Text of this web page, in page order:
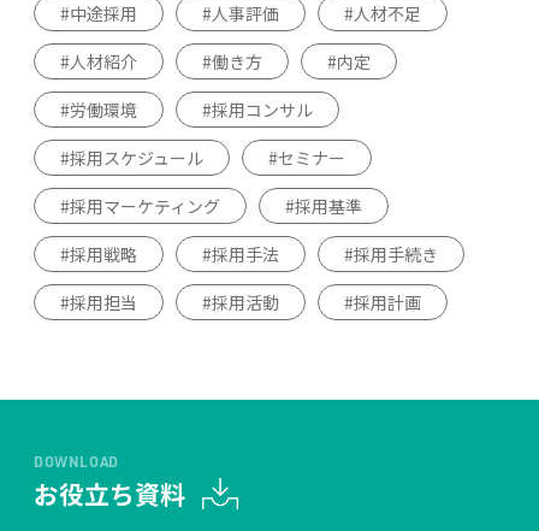
中途採用
人事評価
人材不足
人材紹介
働き方
内定
労働環境
採用コンサル
採用スケジュール
セミナー
採用マーケティング
採用基準
採用戦略
採用手法
採用手続き
採用担当
採用活動 採用計画
DOWNLOAD
お役立ち資料